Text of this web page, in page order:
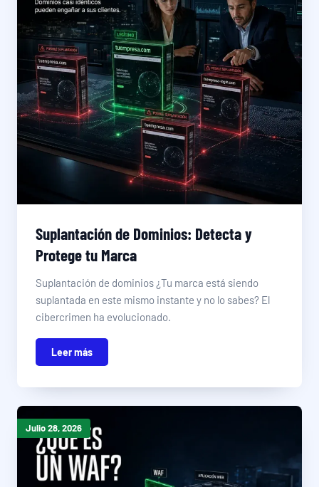
Suplantación de Dominios: Detecta y
Protege tu Marca
Suplantación de dominios ¿Tu marca está siendo
suplantada en este mismo instante y no lo sabes? El
cibercrimen ha evolucionado.
Leer más
Julio 28, 2026